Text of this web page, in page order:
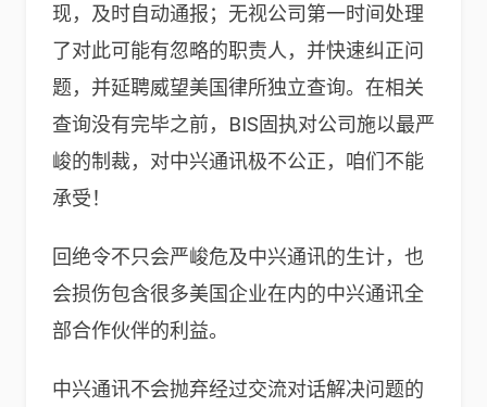
现，及时自动通报；无视公司第一时间处理
了对此可能有忽略的职责人，并快速纠正问
题，并延聘威望美国律所独立查询。在相关
查询没有完毕之前，BIS固执对公司施以最严
峻的制裁，对中兴通讯极不公正，咱们不能
承受！
回绝令不只会严峻危及中兴通讯的生计，也
会损伤包含很多美国企业在内的中兴通讯全
部合作伙伴的利益。
中兴通讯不会抛弃经过交流对话解决问题的